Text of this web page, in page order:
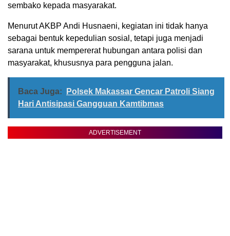
sembako kepada masyarakat.
Menurut AKBP Andi Husnaeni, kegiatan ini tidak hanya
sebagai bentuk kepedulian sosial, tetapi juga menjadi
sarana untuk mempererat hubungan antara polisi dan
masyarakat, khususnya para pengguna jalan.
Baca Juga:
Polsek Makassar Gencar Patroli Siang
Hari Antisipasi Gangguan Kamtibmas
ADVERTISEMENT